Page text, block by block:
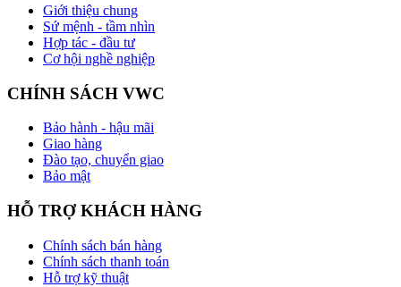
Giới thiệu chung
Sứ mệnh - tầm nhìn
Hợp tác - đầu tư
Cơ hội nghề nghiệp
CHÍNH SÁCH VWC
Bảo hành - hậu mãi
Giao hàng
Đào tạo, chuyển giao
Bảo mật
HỖ TRỢ KHÁCH HÀNG
Chính sách bán hàng
Chính sách thanh toán
Hỗ trợ kỹ thuật